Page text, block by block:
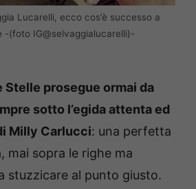
Lucarelli, ecco cos’è successo a
-(foto IG@selvaggialucarelli)-
Stelle prosegue ormai da
sotto l’egida attenta ed
Milly Carlucci: una perfetta
mai sopra le righe ma
stuzzicare al punto giusto.